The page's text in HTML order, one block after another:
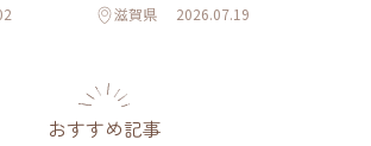
滋賀県 2026.07.19
おすすめ記事